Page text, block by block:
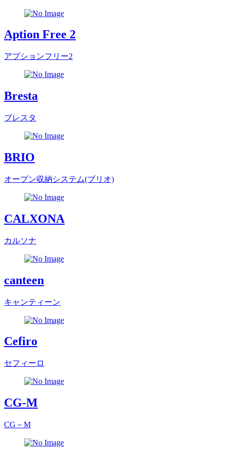
Aption Free 2
アプションフリー2
Bresta
ブレスタ
BRIO
オープン収納システム(ブリオ)
CALXONA
カルソナ
canteen
キャンティーン
Cefiro
セフィーロ
CG-M
CG－M